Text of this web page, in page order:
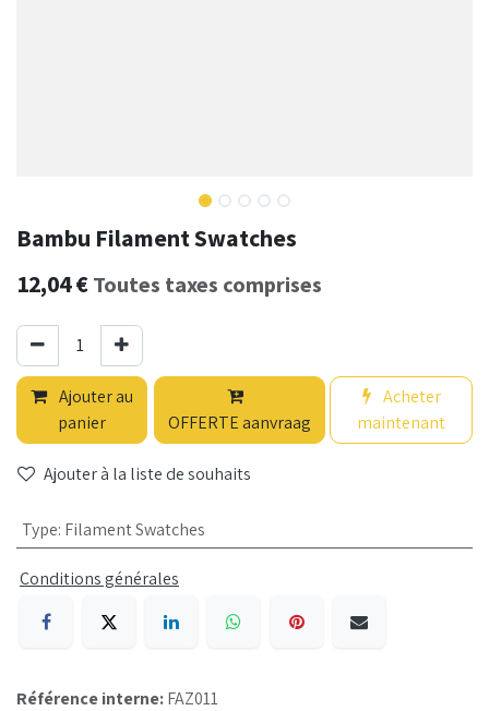
Bambu Filament Swatches
12,04€ Toutes taxes comprises
Ajouter au
panier
OFFERTE aanvraag
Acheter
maintenant
Ajouter à la liste de souhaits
Type: Filament Swatches
Conditions générales
Référence interne:FAZ011